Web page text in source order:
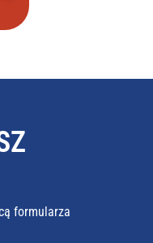
formularza